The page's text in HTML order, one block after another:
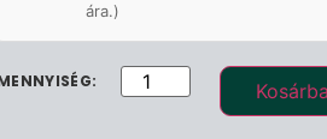
ára.)